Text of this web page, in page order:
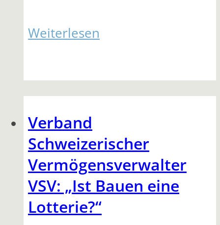
Weiterlesen
Verband
Schweizerischer
Vermögensverwalter
VSV: „Ist Bauen eine
Lotterie?“